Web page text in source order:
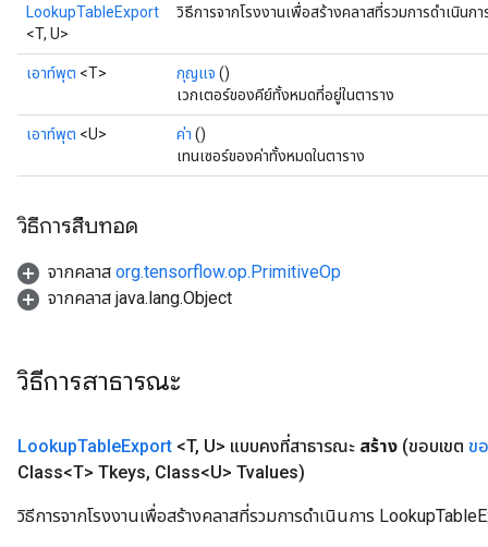
LookupTableExport
<T, U>
วิธีการจากโรงงานเพื่อสร้างคลาสที่รวมการดำเนินก
เอาท์พุต <T> กุญแจ ()
เวกเตอร์ของคีย์ทั้งหมดที่อยู่ในตาราง
เอาท์พุต <U> ค่า ()
เทนเซอร์ของค่าทั้งหมดในตาราง
วิธีการสืบทอด
จากคลาส org.tensorflow.op.PrimitiveOp
จากคลาส java.lang.Object
วิธีการสาธารณะ
LookupTableExport <T, U> แบบคงที่สาธารณะ สร้าง (ขอบเขต ข
Class<T> Tkeys, Class<U> Tvalues)
วิธีการจากโรงงานเพื่อสร้างคลาสที่รวมการดำเนินการ